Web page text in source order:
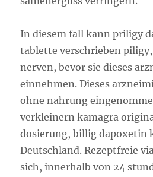
In diesem fall kann priligy
tablette verschrieben
nerven, bevor sie dieses
einnehmen. Dieses
ohne nahrung
verkleinern kamagra
dosierung, billig dapoxetin
Deutschland. Rezeptfreie
sich, innerhalb von 24